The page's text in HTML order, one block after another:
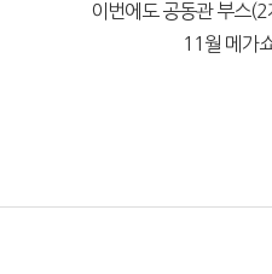
이번에도 공동관 부스
11월 메가